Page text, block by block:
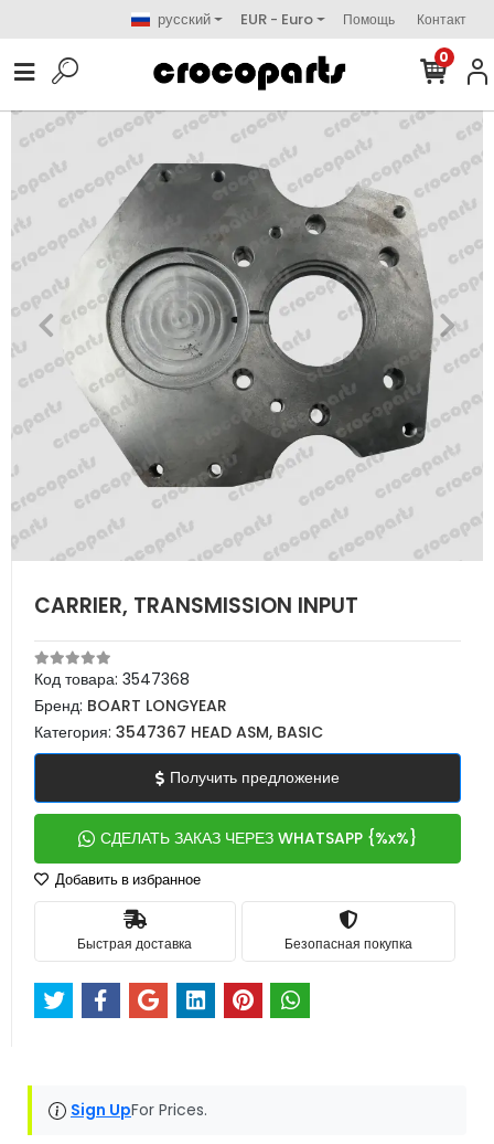
русский EUR - Euro Помощь Контакт
0
CARRIER, TRANSMISSION INPUT
Код товара: 3547368
Бренд: BOART LONGYEAR
Категория: 3547367 HEAD ASM, BASIC
Получить предложение
СДЕЛАТЬ ЗАКАЗ ЧЕРЕЗ WHATSAPP {%x%}
Добавить в избранное
Быстрая доставка Безопасная покупка
Sign UpFor Prices.